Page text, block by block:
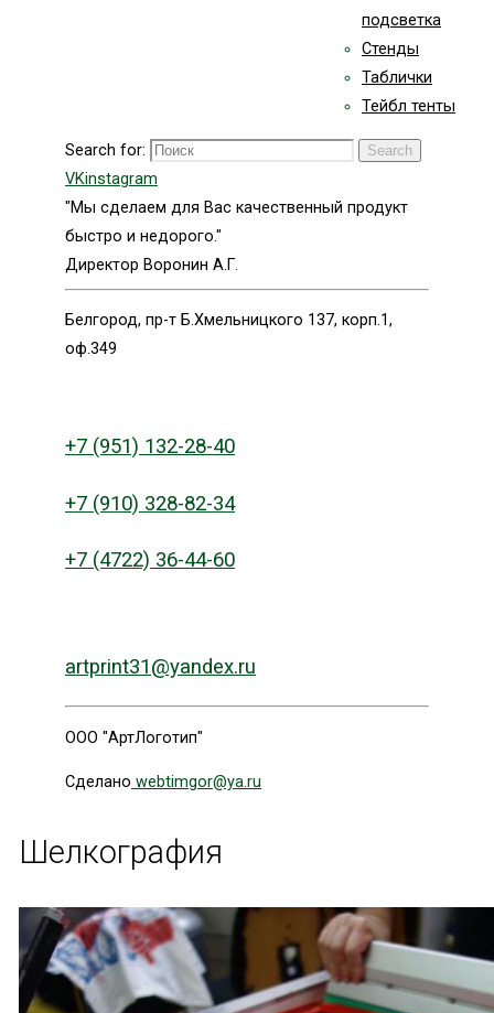
подсветка
Стенды
Таблички
Тейбл тенты
Search for: Search
VKinstagram
"Мы сделаем для Вас качественный продукт
быстро и недорого."
Директор Воронин А.Г.
Белгород, пр-т Б.Хмельницкого 137, корп.1,
оф.349
+7 (951) 132-28-40
+7 (910) 328-82-34
+7 (4722) 36-44-60
artprint31@yandex.ru
ООО "АртЛоготип"
Сделано webtimgor@ya.ru
Шелкография